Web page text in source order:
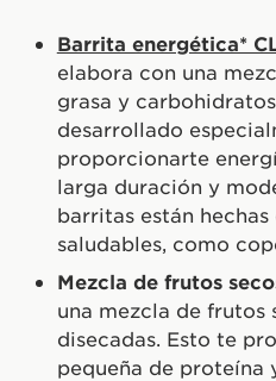
Barrita energética*
elabora con una
grasa y
desarrollado
proporcionarte
larga duración y
barritas están
saludables, como
Mezcla de frutos
una mezcla de frutos
disecadas. Esto te
pequeña de proteína